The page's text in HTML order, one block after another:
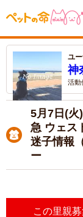
ユ
神
活動
5月7日(火
急 ウェス
迷子情報
ー
この里親